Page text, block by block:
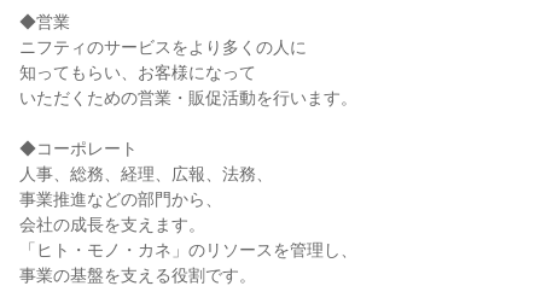
◆営業
ニフティのサービスをより多くの人に
知ってもらい、お客様になって
いただくための営業・販促活動を行います。
◆コーポレート
人事、総務、経理、広報、法務、
事業推進などの部門から、
会社の成長を支えます。
「ヒト・モノ・カネ」のリソースを管理し、
事業の基盤を支える役割です。